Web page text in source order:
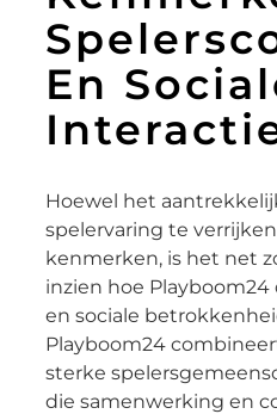
En
Hoewel het
spelervaring te
kenmerken, is het net
inzien hoe
en sociale
Playboom24
sterke
die samenwerking en